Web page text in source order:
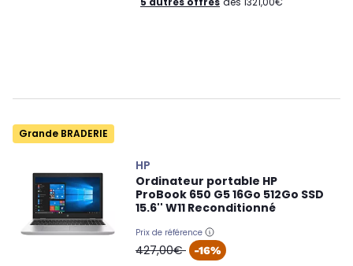
Grande BRADERIE
HP
Ordinateur portable HP
ProBook 650 G5 16Go 512Go SSD
15.6'' W11 Reconditionné
Prix de référence
oldPrice
427,00€ -16%